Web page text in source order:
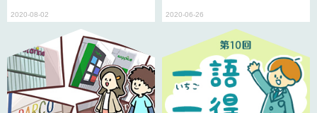
2020-08-02 2020-06-26